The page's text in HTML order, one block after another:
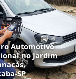
Automotivo
no Jardim